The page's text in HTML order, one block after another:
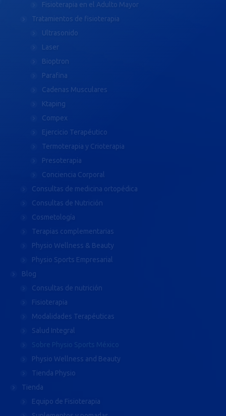
Fisioterapia en el Adulto Mayor
Tratamientos de fisioterapia
Ultrasonido
Laser
Bioptron
Parafina
Cadenas Musculares
Ktaping
Compex
Ejercicio Terapéutico
Termoterapia y Crioterapia
Presoterapia
Conciencia Corporal
Consultas de medicina ortopédica
Consultas de Nutrición
Cosmetología
Terapias complementarias
Physio Wellness & Beauty
Physio Sports Empresarial
Blog
Consultas de nutrición
Fisioterapia
Modalidades Terapéuticas
Salud Integral
Sobre Physio Sports México
Physio Wellness and Beauty
Tienda Physio
Tienda
Equipo de Fisioterapia